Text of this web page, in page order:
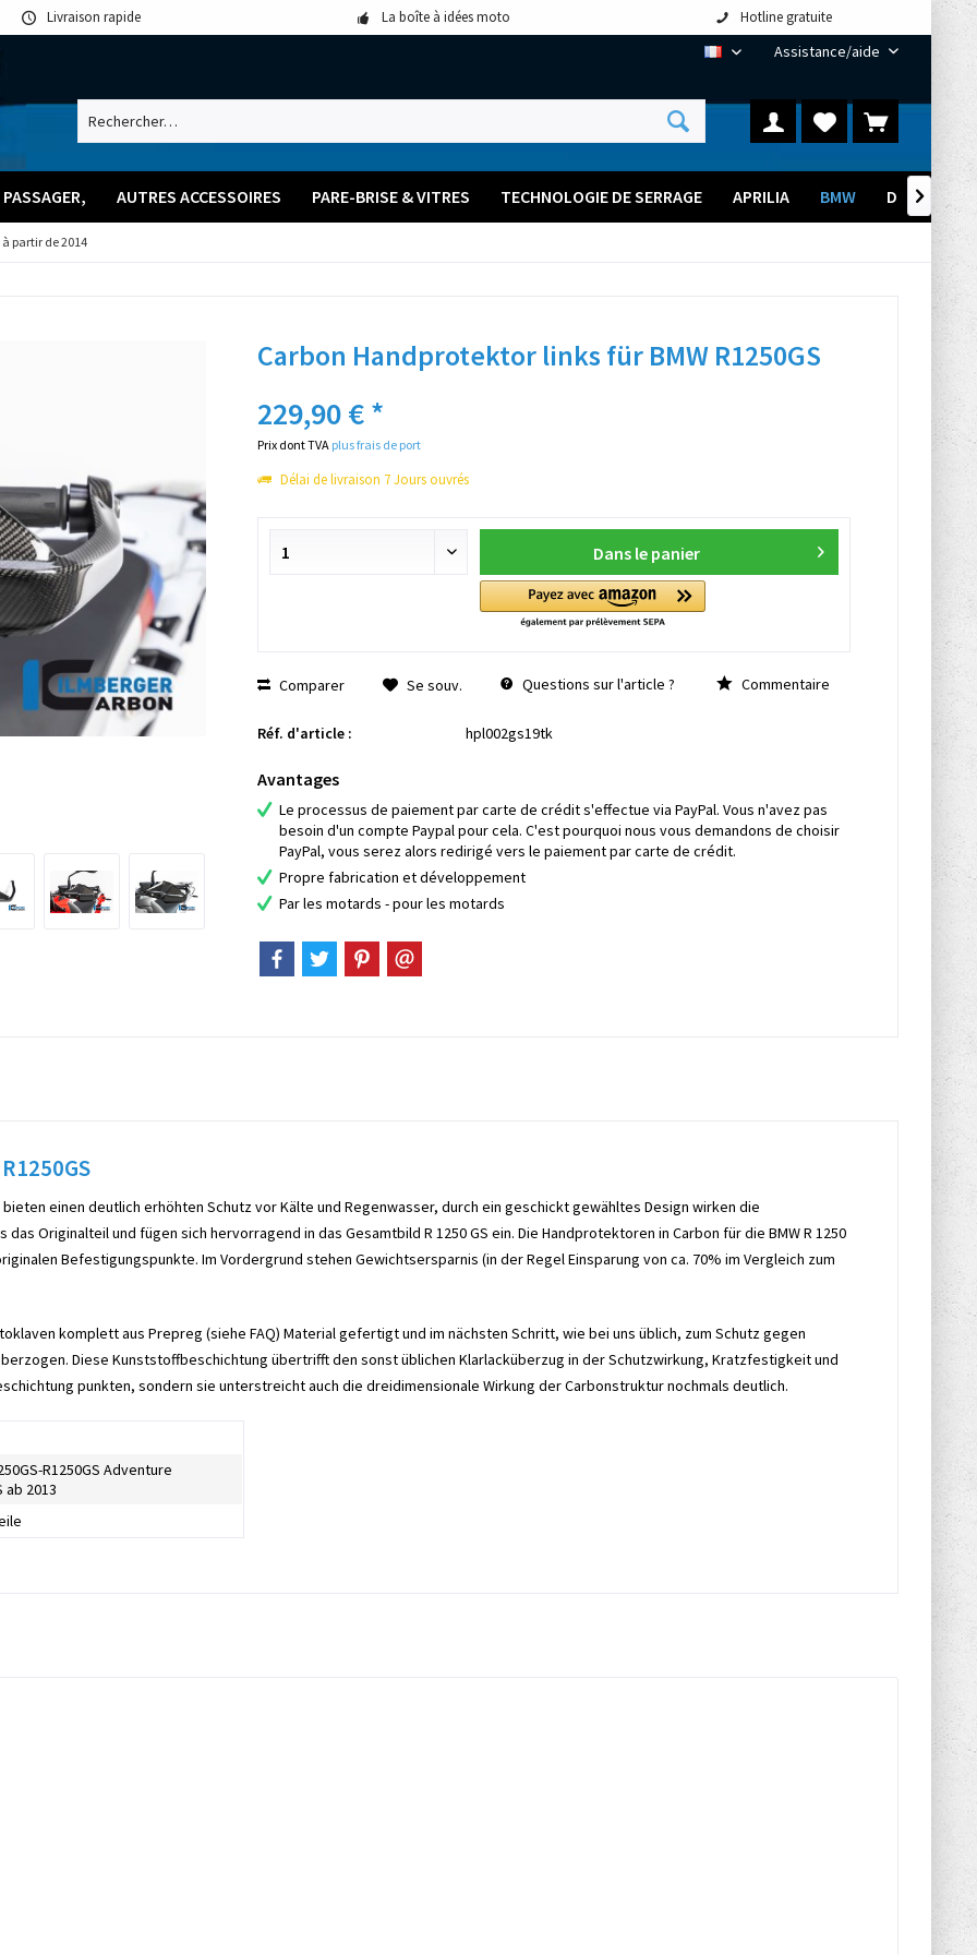
Livraison rapide La boîte à idées moto Hotline gratuite
FR Assistance/aide
AUTRES ACCESSOIRES PARE-BRISE & VITRES TECHNOLOGIE DE SERRAGE APRILIA BMW DUCATI

à partir de 2014
Carbon Handprotektor links für BMW R1250GS
229,90 € *
Prix dont TVA plus frais de port
Délai de livraison 7 Jours ouvrés
Dans le panier
Comparer Se souv. Questions sur l'article ? Commentaire
Réf. d'article : hpl002gs19tk
Avantages
Le processus de paiement par carte de crédit s'effectue via PayPal. Vous n'avez pas
besoin d'un compte Paypal pour cela. C'est pourquoi nous vous demandons de choisir
PayPal, vous serez alors redirigé vers le paiement par carte de crédit.
Propre fabrication et développement
Par les motards - pour les motards
bieten einen deutlich erhöhten Schutz vor Kälte und Regenwasser, durch ein geschickt gewähltes Design wirken die
Originalteil und fügen sich hervorragend in das Gesamtbild R 1250 GS ein. Die Handprotektoren in Carbon für die BMW R 1250
Befestigungspunkte. Im Vordergrund stehen Gewichtsersparnis (in der Regel Einsparung von ca. 70% im Vergleich zum
komplett aus Prepreg (siehe FAQ) Material gefertigt und im nächsten Schritt, wie bei uns üblich, zum Schutz gegen
Diese Kunststoffbeschichtung übertrifft den sonst üblichen Klarlacküberzug in der Schutzwirkung, Kratzfestigkeit und
punkten, sondern sie unterstreicht auch die dreidimensionale Wirkung der Carbonstruktur nochmals deutlich.
R1250GS Adventure
ab 2013